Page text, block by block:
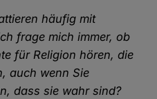
häufig mit
frage mich immer, ob
für Religion hören, die
auch wenn Sie
dass sie wahr sind?